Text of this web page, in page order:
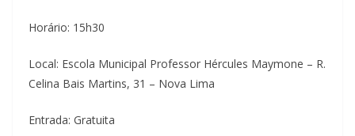
Horário: 15h30
Local: Escola Municipal Professor Hércules Maymone – R.
Celina Bais Martins, 31 – Nova Lima
Entrada: Gratuita